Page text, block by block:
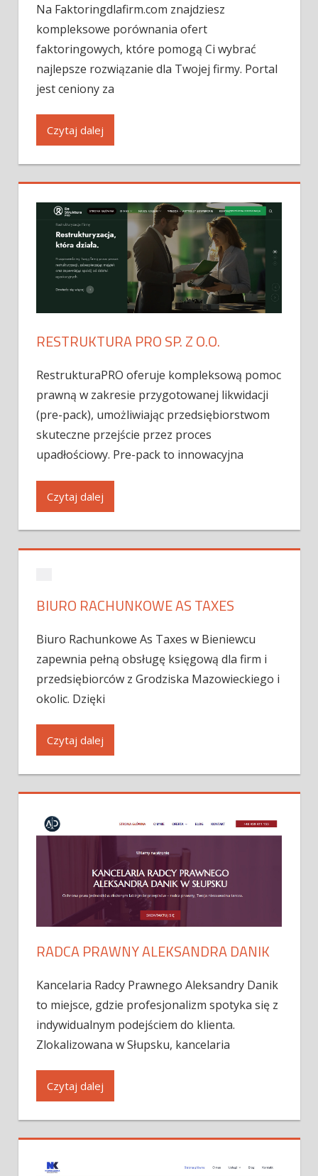
Na Faktoringdlafirm.com znajdziesz
kompleksowe porównania ofert
faktoringowych, które pomogą Ci wybrać
najlepsze rozwiązanie dla Twojej firmy. Portal
jest ceniony za
Czytaj dalej
RESTRUKTURA PRO SP. Z O.O.
RestrukturaPRO oferuje kompleksową pomoc
prawną w zakresie przygotowanej likwidacji
(pre-pack), umożliwiając przedsiębiorstwom
skuteczne przejście przez proces
upadłościowy. Pre-pack to innowacyjna
Czytaj dalej
BIURO RACHUNKOWE AS TAXES
Biuro Rachunkowe As Taxes w Bieniewcu
zapewnia pełną obsługę księgową dla firm i
przedsiębiorców z Grodziska Mazowieckiego i
okolic. Dzięki
Czytaj dalej
RADCA PRAWNY ALEKSANDRA DANIK
Kancelaria Radcy Prawnego Aleksandry Danik
to miejsce, gdzie profesjonalizm spotyka się z
indywidualnym podejściem do klienta.
Zlokalizowana w Słupsku, kancelaria
Czytaj dalej